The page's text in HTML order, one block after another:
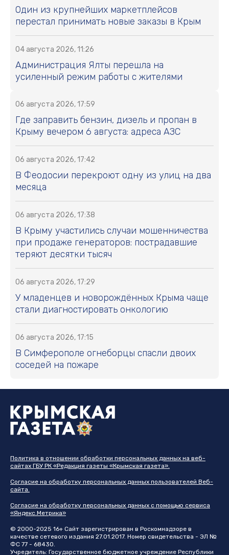
Один из крупнейших маркетплейсов
перестал принимать новые заказы в Крым
04 августа 2026, 11:26
Администрация Ялты перешла на
усиленный режим работы с жителями
06 августа 2026, 17:59
Где заправить бензин, дизель и пропан в
Крыму вечером 6 августа: адреса АЗС
06 августа 2026, 17:42
В Феодосии перекроют одну из улиц на два
месяца
06 августа 2026, 17:38
В Крыму участились случаи мошенничества
при продаже генераторов: пострадавшие
теряют десятки тысяч
06 августа 2026, 17:29
У младенцев и новорождённых Крыма чаще
стали диагностировать онкологию
06 августа 2026, 17:15
В Симферополе огнеборцы спасли двоих
соседей на пожаре
Политика в отношении обработки персональных данных на веб-
сайтах ГБУ РК «Редакция газеты «Крымская газета».
Согласие на обработку персональных данных пользователей Веб-
сайта.
Согласие на обработку персональных данных с помощью сервиса
«Яндекс.Метрика»
© 2000-2025 16+ Сайт зарегистрирован в Роскомнадзоре в
качестве сетевого издания 27.01.2017. Номер свидетельства - ЭЛ №
ФС 77 - 68430.
Учредитель: Государственное бюджетное учреждение Республики